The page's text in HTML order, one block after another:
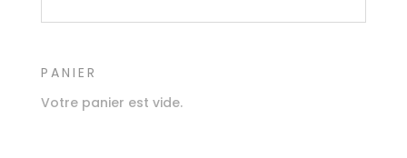
PANIER
Votre panier est vide.